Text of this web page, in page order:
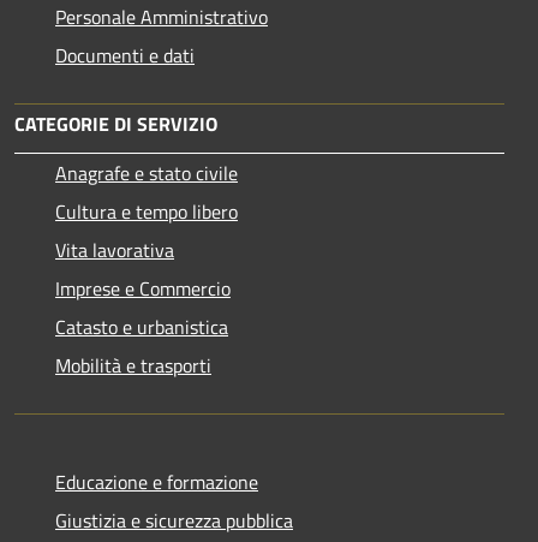
Personale Amministrativo
Documenti e dati
CATEGORIE DI SERVIZIO
Anagrafe e stato civile
Cultura e tempo libero
Vita lavorativa
Imprese e Commercio
Catasto e urbanistica
Mobilità e trasporti
Educazione e formazione
Giustizia e sicurezza pubblica